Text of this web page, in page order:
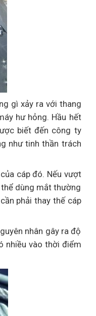
gì xảy ra với thang
hư hỏng. Hầu hết
biết đến công ty
như tinh thần trách
cáp đó. Nếu vượt
dùng mắt thường
phải thay thế cáp
nhân gây ra độ
nhiều vào thời điểm